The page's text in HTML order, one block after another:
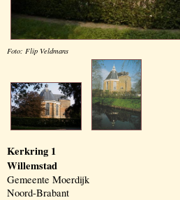
Foto: Flip Veldmans
Kerkring 1
Willemstad
Gemeente Moerdijk
Noord-Brabant